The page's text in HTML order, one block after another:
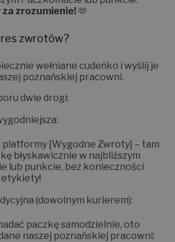
za zrozumienie!🫶
zwrotów?
wełniane cudeńko i wyślij je
poznańskiej pracowni.
dwie drogi:
platformy [Wygodne Zwroty] – tam
błyskawicznie w najbliższym
lub punkcie, bez konieczności
(dowolnym kurierem):
paczkę samodzielnie, oto
naszej poznańskiej pracowni: